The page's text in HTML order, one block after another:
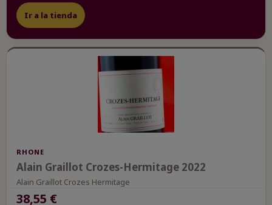
Ir a la tienda
RHONE
Alain Graillot Crozes-Hermitage 2022
Alain Graillot Crozes Hermitage
38,55 €